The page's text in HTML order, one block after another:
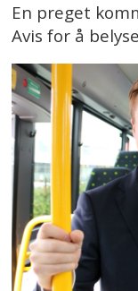
En preget
Avis for å